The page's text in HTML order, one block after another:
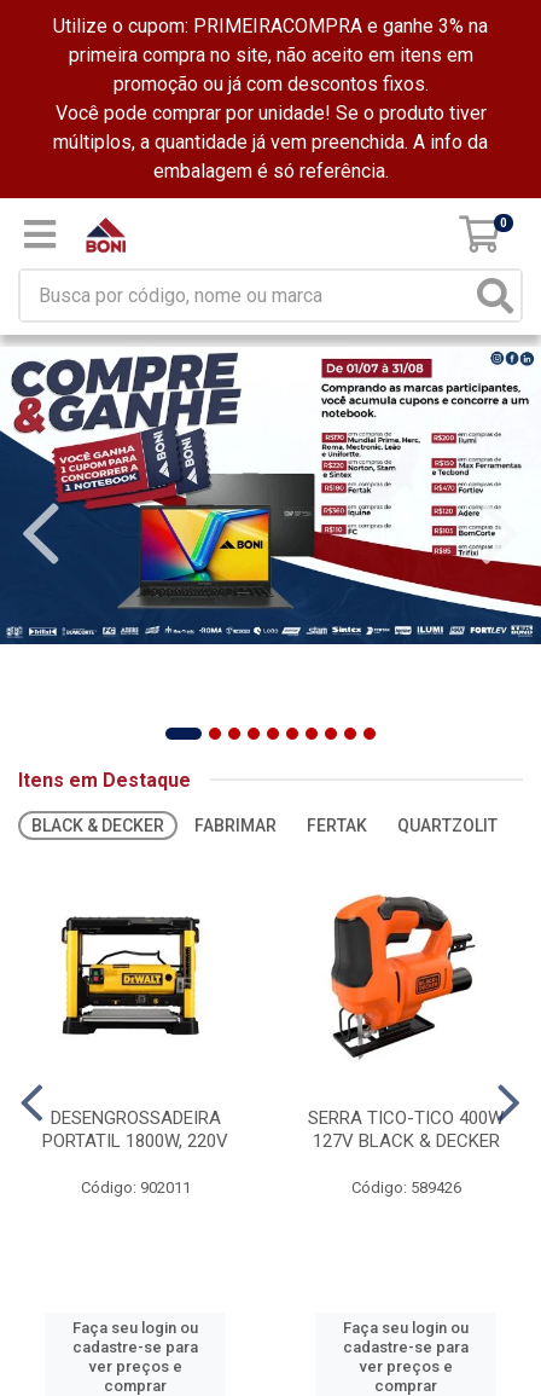
Utilize o cupom: PRIMEIRACOMPRA e ganhe 3% na
primeira compra no site, não aceito em itens em
promoção ou já com descontos fixos.
Você pode comprar por unidade! Se o produto tiver
múltiplos, a quantidade já vem preenchida. A info da
embalagem é só referência.
0
Itens em Destaque
BLACK & DECKER FABRIMAR FERTAK QUARTZOLIT
DESENGROSSADEIRA
PORTATIL 1800W, 220V
Código: 902011
Faça seu login ou
cadastre-se para
ver preços e
comprar
SERRA TICO-TICO 400W
127V BLACK & DECKER
Código: 589426
Faça seu login ou
cadastre-se para
ver preços e
comprar